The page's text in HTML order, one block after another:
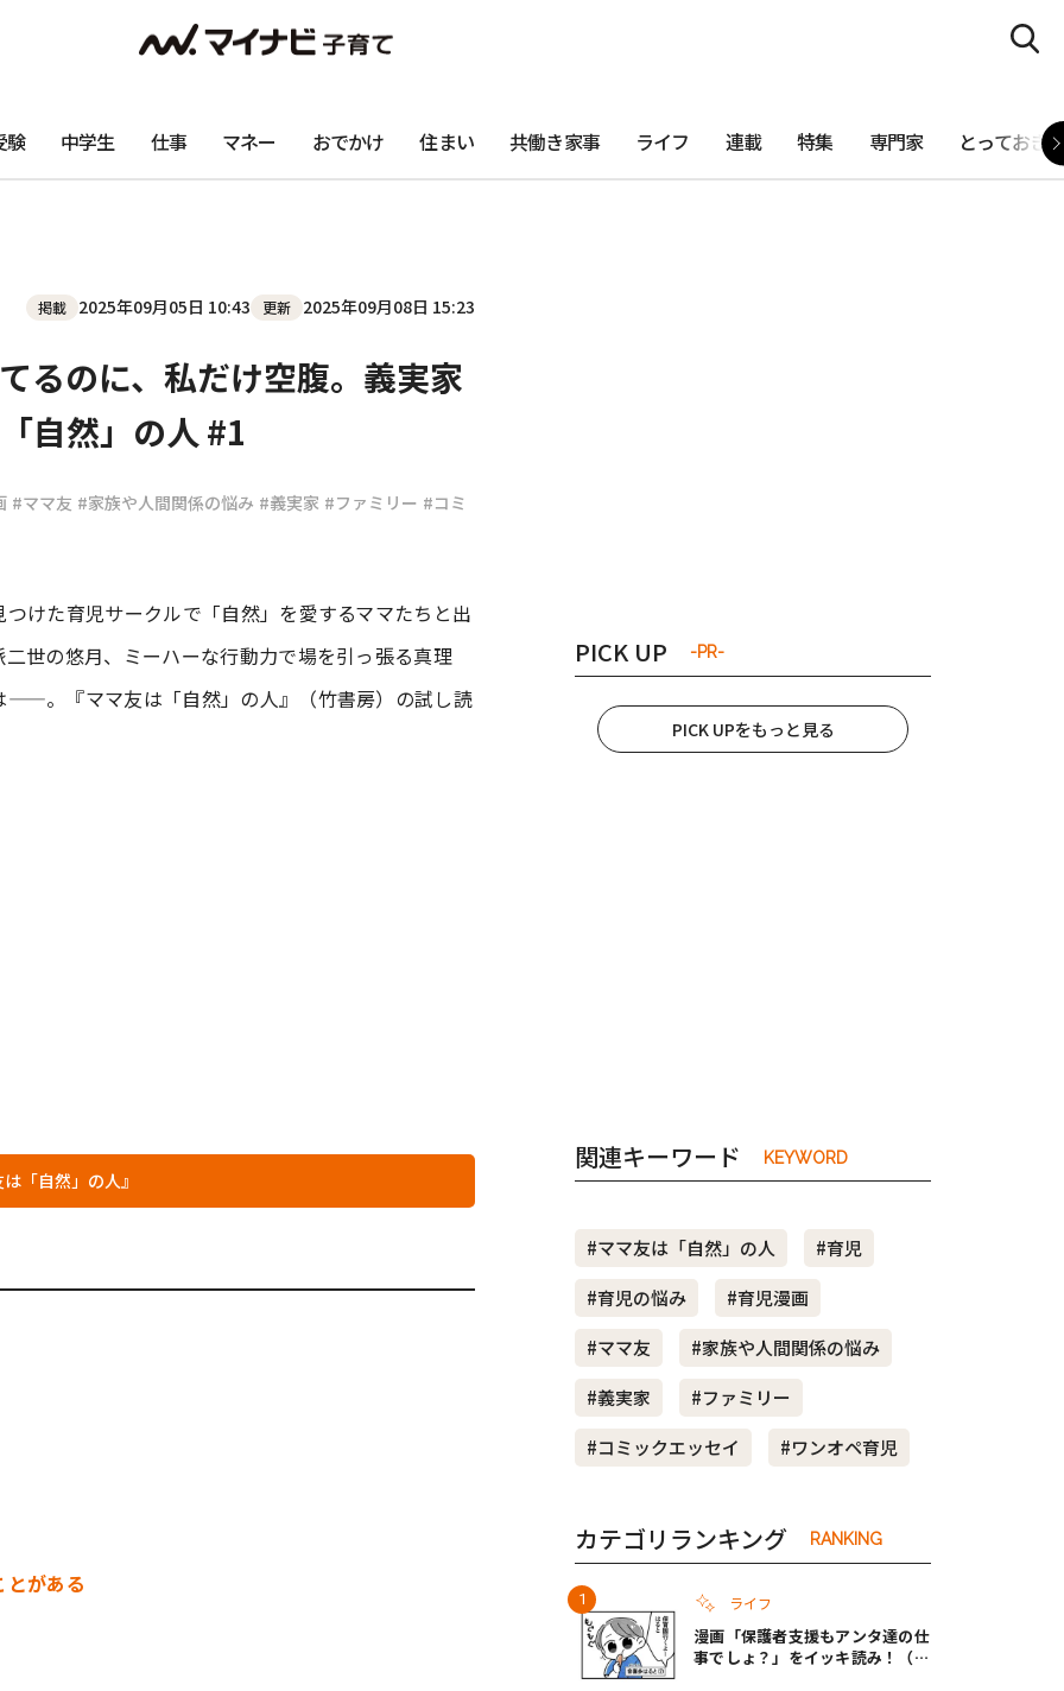
#共働き夫婦のセブンルール #共働き夫婦
ニュース #マタニティニュース
験 中学生 仕事 マネー おでかけ 住まい 共働き家事 ライフ 連載 特集 専門家 とっておき
掲載 2025年09月05日 10:43 更新 2025年09月08日 15:23
るのに、私だけ空腹。義実家
自然」の人 #1
#ママ友 #家族や人間関係の悩み #義実家 #ファミリー #コミ
けた育児サークルで「自然」を愛するママたちと出
世の悠月、ミーハーな行動力で場を引っ張る真理
——。『ママ友は「自然」の人』（竹書房）の試し読
は「自然」の人』
がある
PICK UP -PR-
PICK UPをもっと見る
関連キーワード KEYWORD
#ママ友は「自然」の人
#育児
#育児の悩み
#育児漫画
#ママ友
#家族や人間関係の悩み
#義実家
#ファミリー
#コミックエッセイ
#ワンオペ育児
カテゴリランキング RANKING
ライフ
漫画「保護者支援もアンタ達の仕
事でしょ？」をイッキ読み！（右